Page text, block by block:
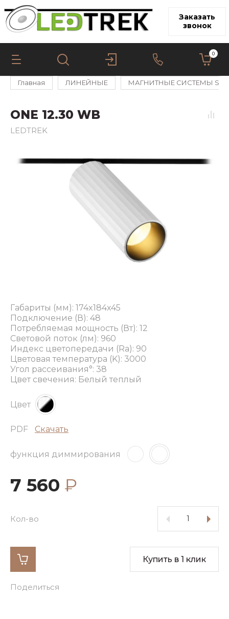
Заказать
звонок
0
Главная ЛИНЕЙНЫЕ МАГНИТНЫЕ СИСТЕМЫ
ONE 12.30 WB
LEDTREK
Габариты (мм): 174x184x45
Подключение (В): 48
Потребляемая мощность (Вт): 12
Световой поток (лм): 960
Индекс цветопередачи (Ra): 90
Цветовая температура (K): 3000
Угол рассеивания°: 38
Цвет свечения: Белый теплый
Цвет
PDF Скачать
функция диммирования
7 560 ₽
Кол-во
Купить в 1 клик
Поделиться